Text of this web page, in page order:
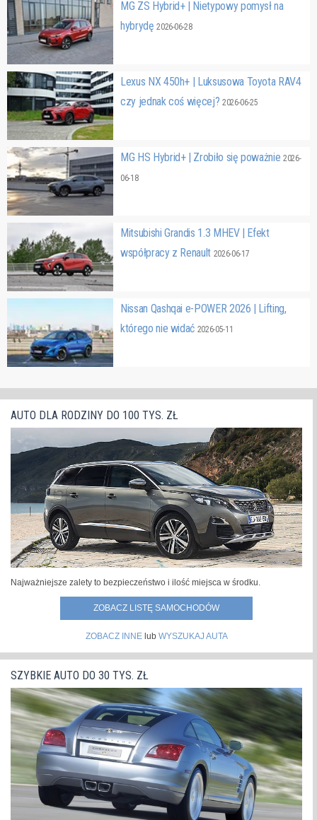
MG ZS Hybrid+ | Nietypowy pomysł na
hybrydę2026-06-28
Lexus NX 450h+ | Luksusowa Toyota RAV4
czy jednak coś więcej? 2026-06-25
MG HS Hybrid+ | Zrobiło się poważnie2026-
06-18
Mitsubishi Grandis 1.3 MHEV | Efekt
współpracy z Renault 2026-06-17
Nissan Qashqai e-POWER 2026 | Lifting,
którego nie widać 2026-05-11
AUTO DLA RODZINY DO 100 TYS. ZŁ
Najważniejsze zalety to bezpieczeństwo i ilość miejsca w środku.
ZOBACZ LISTĘ SAMOCHODÓW
ZOBACZ INNElub WYSZUKAJ AUTA
SZYBKIE AUTO DO 30 TYS. ZŁ